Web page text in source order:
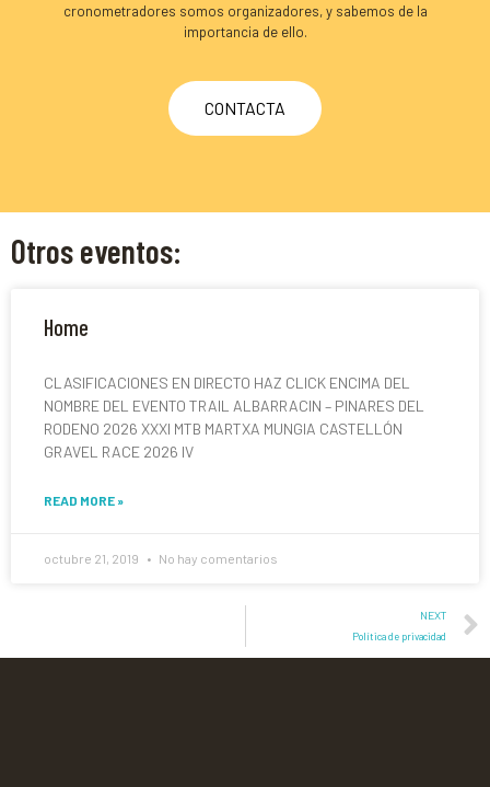
cronometradores somos organizadores, y sabemos de la
importancia de ello.
CONTACTA
Otros eventos:
Home
CLASIFICACIONES EN DIRECTO HAZ CLICK ENCIMA DEL
NOMBRE DEL EVENTO TRAIL ALBARRACIN – PINARES DEL
RODENO 2026 XXXI MTB MARTXA MUNGIA CASTELLÓN
GRAVEL RACE 2026 IV
READ MORE »
octubre 21, 2019 No hay comentarios
NEXT
Política de privacidad